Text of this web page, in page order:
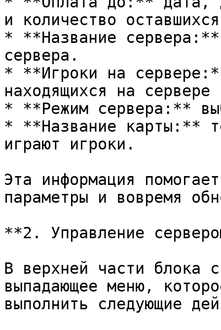
и количество
* **Название
сервера.
* **Игроки на
находящихся на
* **Режим сервера:**
* **Название карты:**
играют игроки.
Эта информация
параметры и вовремя
**2. Управление
В верхней части блока
выпадающее меню,
выполнить следующие